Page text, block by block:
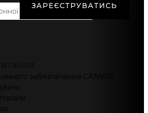
ЗАРЕЄСТРУВАТИСЬ
забезпечення CANVAS